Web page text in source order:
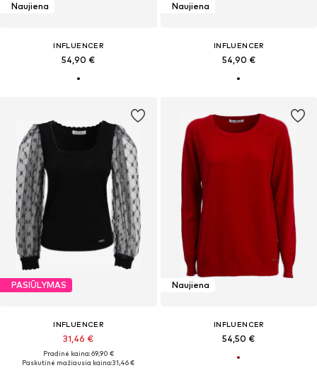
Naujiena
INFLUENCER
54,90 €
Naujiena
INFLUENCER
54,90 €
PASIŪLYMAS
INFLUENCER
31,46 €
Pradinė kaina: 69,90 €
Paskutinė mažiausia kaina:31,46 €
Naujiena
INFLUENCER
54,50 €